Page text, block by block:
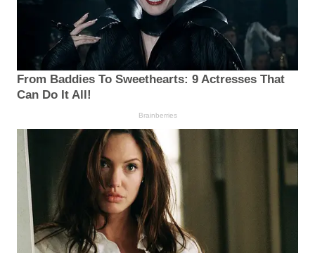
From Baddies To Sweethearts: 9 Actresses That
Can Do It All!
Brainberries